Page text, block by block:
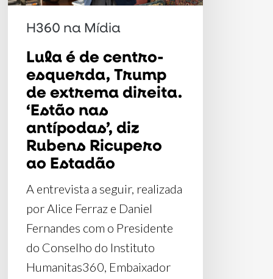
extrema
‘Estão
antípodas’,
Rubens
Ricupero
Estadão
H360 na Mídia
Lula é de centro-
esquerda, Trump
de extrema direita.
‘Estão nas
antípodas’, diz
Rubens Ricupero
ao Estadão
A entrevista a seguir, realizada
por Alice Ferraz e Daniel
Fernandes com o Presidente
do Conselho do Instituto
Humanitas360, Embaixador